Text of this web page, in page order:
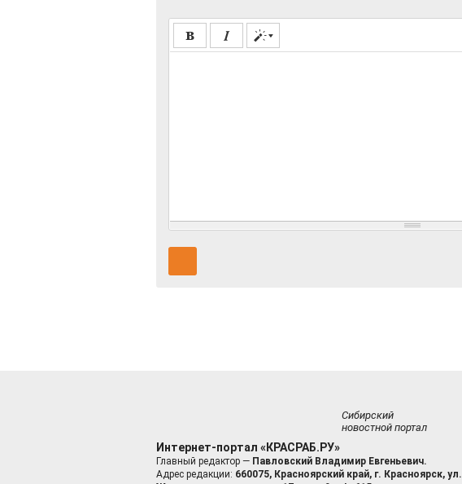
Сибирский
новостной портал
Интернет-портал «КРАСРАБ.РУ»
Главный редактор — Павловский Владимир Евгеньевич.
Адрес редакции: 660075, Красноярский край, г. Красноярск, ул.